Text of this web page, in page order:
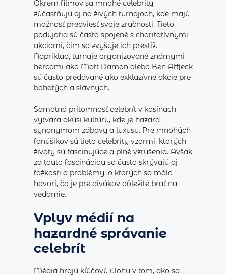
Okrem filmov sa mnohé celebrity
zúčastňujú aj na živých turnajoch, kde majú
možnosť predviesť svoje zručnosti. Tieto
podujatia sú často spojené s charitatívnymi
akciami, čím sa zvyšuje ich prestíž.
Napríklad, turnaje organizované známymi
hercami ako Matt Damon alebo Ben Affleck
sú často predávané ako exkluzívne akcie pre
bohatých a slávnych.
Samotná prítomnosť celebrít v kasínach
vytvára akúsi kultúru, kde je hazard
synonymom zábavy a luxusu. Pre mnohých
fanúšikov sú tieto celebrity vzormi, ktorých
životy sú fascinujúce a plné vzrušenia. Avšak
za touto fascináciou sa často skrývajú aj
ťažkosti a problémy, o ktorých sa málo
hovorí, čo je pre divákov dôležité brať na
vedomie.
Vplyv médií na
hazardné správanie
celebrít
Médiá hrajú kľúčovú úlohu v tom, ako sa